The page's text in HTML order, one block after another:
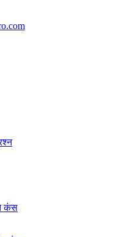
कंस